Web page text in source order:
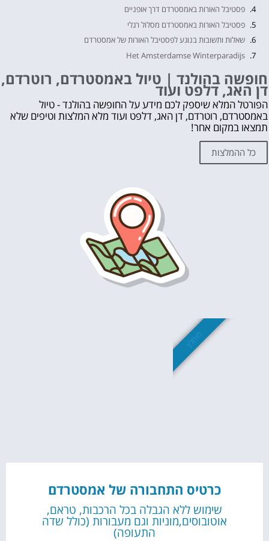
פסטיבל האורות באמסטרדם דרך אופניים
פסטיבל האורות באמסטרדם מסלול רגלי
שאלות ותשובות בנוגע לפסטיבל האורות של אמסטרדם
Het Amsterdamse Winterparadijs
שייט בסירה בפסטיבל האורות
The Upside Down museum
Fabrique des Lumières
אמסטרדם "חורף פאס" כלול כולל שייט
STRAAT מוזיאון מיוחד שווה ביקור
חופשה בהולנד | טיול באמסטרדם, רוטרדם, דן האג, דלפט ועוד
לקבלת ייעוץ בתכנון החופשה בהולנד ללא עלות השאירו פרטים👇
מה לראות ולעשות בהולנד?
לחצו על הכפתור וקבלו את הכל בחינם!
חופשה בהולנד | טיול באמסטרדם, רוטרדם,
דן האג, דלפט ועוד
הפורטל המלא שיספק לכם מידע על החופשה בהולנד - טיול
באמסטרדם, רוטרדם, דן האג, דלפט ועוד מלא המלצות וטיפים שלא
תמצאו במקום אחר!
כל ההמלצות
כרטיס התחבורה של אמסטרדם
שימוש ללא הגבלה בכל הרכבות, טראם,
אוטובוסים,מוניות וגם מעבורות (כולל שדה
התעופה)
מומלץ